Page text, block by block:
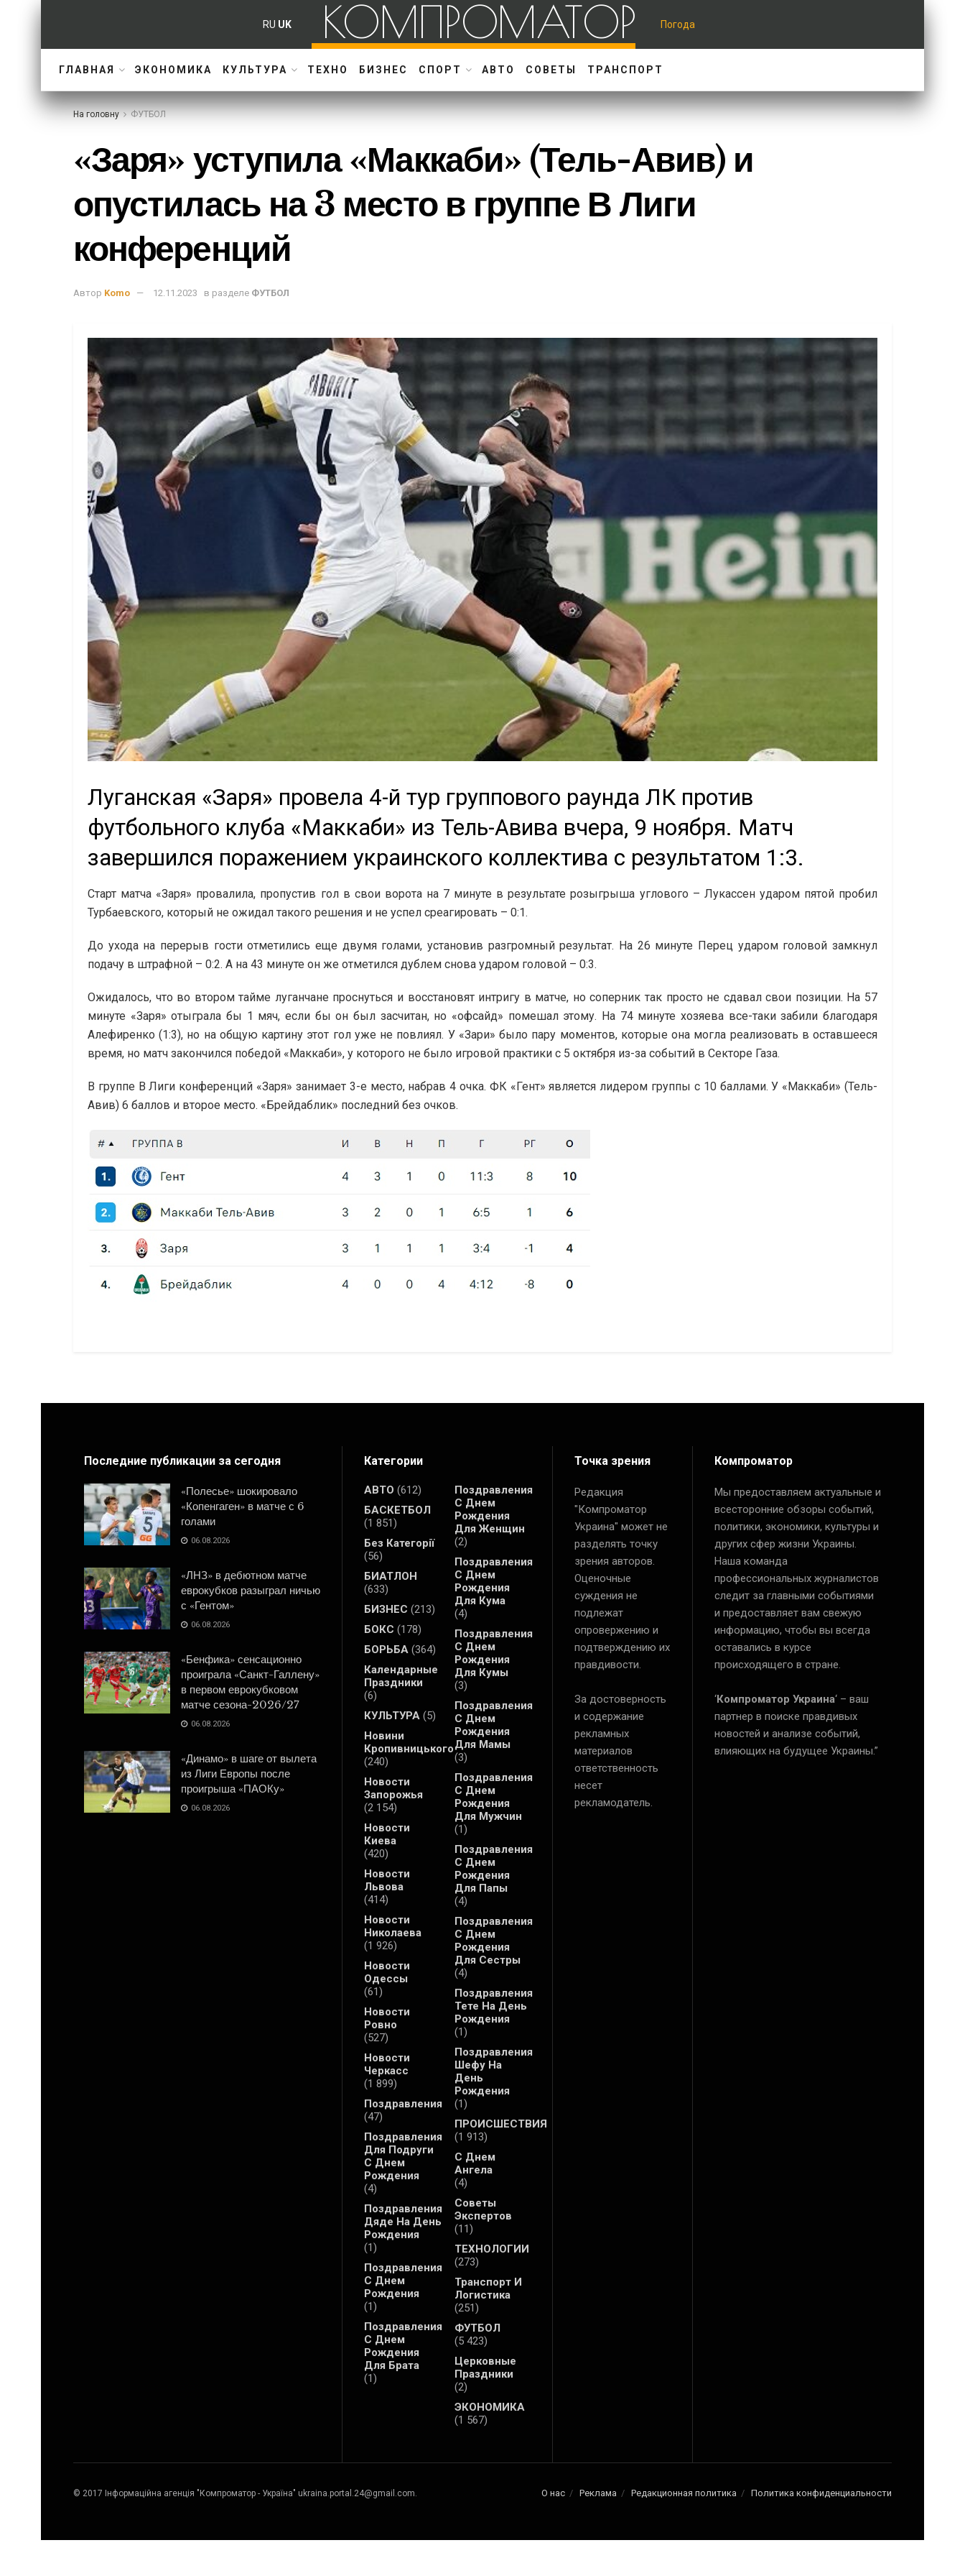
RU UK КОМПРОМАТОР Погода
ГЛАВНАЯ ЭКОНОМИКА КУЛЬТУРА ТЕХНО БИЗНЕС СПОРТ АВТО СОВЕТЫ ТРАНСПОРТ
На головну ФУТБОЛ
«Заря» уступила «Маккаби» (Тель-Авив) и
опустилась на 3 место в группе В Лиги
конференций
Автор Komo 12.11.2023 в разделе ФУТБОЛ
Луганская «Заря» провела 4-й тур группового раунда ЛК против
футбольного клуба «Маккаби» из Тель-Авива вчера, 9 ноября. Матч
завершился поражением украинского коллектива с результатом 1:3.
Старт матча «Заря» провалила, пропустив гол в свои ворота на 7 минуте в результате розыгрыша углового – Лукассен ударом пятой пробил
Турбаевского, который не ожидал такого решения и не успел среагировать – 0:1.
До ухода на перерыв гости отметились еще двумя голами, установив разгромный результат. На 26 минуте Перец ударом головой замкнул
подачу в штрафной – 0:2. А на 43 минуте он же отметился дублем снова ударом головой – 0:3.
Ожидалось, что во втором тайме луганчане проснуться и восстановят интригу в матче, но соперник так просто не сдавал свои позиции. На 57
минуте «Заря» отыграла бы 1 мяч, если бы он был засчитан, но «офсайд» помешал этому. На 74 минуте хозяева все-таки забили благодаря
Алефиренко (1:3), но на общую картину этот гол уже не повлиял. У «Зари» было пару моментов, которые она могла реализовать в оставшееся
время, но матч закончился победой «Маккаби», у которого не было игровой практики с 5 октября из-за событий в Секторе Газа.
В группе В Лиги конференций «Заря» занимает 3-е место, набрав 4 очка. ФК «Гент» является лидером группы с 10 баллами. У «Маккаби» (Тель-
Авив) 6 баллов и второе место. «Брейдаблик» последний без очков.
Последние публикации за сегодня
«Полесье» шокировало
«Копенгаген» в матче с 6
голами
06.08.2026
«ЛНЗ» в дебютном матче
еврокубков разыграл ничью
с «Гентом»
06.08.2026
«Бенфика» сенсационно
проиграла «Санкт-Галлену»
в первом еврокубковом
матче сезона-2026/27
06.08.2026
«Динамо» в шаге от вылета
из Лиги Европы после
проигрыша «ПАОКу»
06.08.2026
Категории
АВТО (612)
БАСКЕТБОЛ
(1 851)
Без Категорії
(56)
БИАТЛОН
(633)
БИЗНЕС (213)
БОКС (178)
БОРЬБА (364)
Календарные
Праздники
(6)
КУЛЬТУРА (5)
Новини
Кропивницького
(240)
Новости
Запорожья
(2 154)
Новости
Киева
(420)
Новости
Львова
(414)
Новости
Николаева
(1 926)
Новости
Одессы
(61)
Новости
Ровно
(527)
Новости
Черкасс
(1 899)
Поздравления
(47)
Поздравления
Для Подруги
С Днем
Рождения
(4)
Поздравления
Дяде На День
Рождения
(1)
Поздравления
С Днем
Рождения
(1)
Поздравления
С Днем
Рождения
Для Брата
(1)
Поздравления
С Днем
Рождения
Для Женщин
(2)
Поздравления
С Днем
Рождения
Для Кума
(4)
Поздравления
С Днем
Рождения
Для Кумы
(3)
Поздравления
С Днем
Рождения
Для Мамы
(3)
Поздравления
С Днем
Рождения
Для Мужчин
(1)
Поздравления
С Днем
Рождения
Для Папы
(4)
Поздравления
С Днем
Рождения
Для Сестры
(4)
Поздравления
Тете На День
Рождения
(1)
Поздравления
Шефу На
День
Рождения
(1)
ПРОИСШЕСТВИЯ
(1 913)
С Днем
Ангела
(4)
Советы
Экспертов
(11)
ТЕХНОЛОГИИ
(273)
Транспорт И
Логистика
(251)
ФУТБОЛ
(5 423)
Церковные
Праздники
(2)
ЭКОНОМИКА
(1 567)
Точка зрения
Редакция
"Компроматор
Украина" может не
разделять точку
зрения авторов.
Оценочные
суждения не
подлежат
опровержению и
подтверждению их
правдивости.
За достоверность
и содержание
рекламных
материалов
ответственность
несет
рекламодатель.
Компроматор
Мы предоставляем актуальные и
всесторонние обзоры событий,
политики, экономики, культуры и
других сфер жизни Украины.
Наша команда
профессиональных журналистов
следит за главными событиями
и предоставляет вам свежую
информацию, чтобы вы всегда
оставались в курсе
происходящего в стране.
‘Компроматор Украина‘ – ваш
партнер в поиске правдивых
новостей и анализе событий,
влияющих на будущее Украины.”
О нас Реклама Редакционная политика Политика конфиденциальности
© 2017 Інформаційна агенція "Компроматор - Україна" ukraina.portal.24@gmail.com.